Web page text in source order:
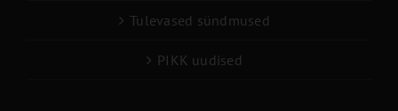
Tulevased sündmused
PIKK uudised